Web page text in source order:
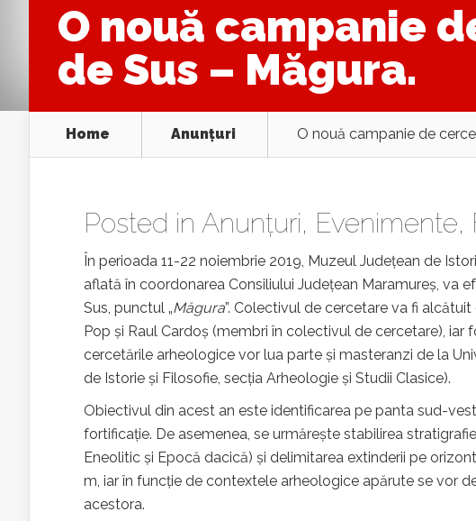
O nouă campanie
de Sus – Măgura.
Home Anunţuri O nouă campanie de
Posted in Anunţuri, Evenimente,
În perioada 11-22 noiembrie 2019, Muzeul Județean de
aflată în coordonarea Consiliului Județean Maramureș, va
Sus, punctul „Măgura”. Colectivul de cercetare va fi
Pop și Raul Cardoş (membri în colectivul de cercetare),
cercetările arheologice vor lua parte și masteranzi de la
de Istorie și Filosofie, secția Arheologie și Studii Clasice).
Obiectivul din acest an este identificarea pe panta sud-
fortificație. De asemenea, se urmărește stabilirea
Eneolitic și Epocă dacică) și delimitarea extinderii pe
m, iar în funcție de contextele arheologice apărute se vor
acestora.